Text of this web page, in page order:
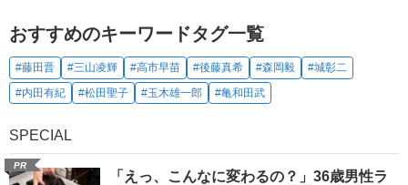
おすすめのキーワードタグ一覧
#藤田晋 #三山凌輝 #高市早苗 #後藤真希 #森岡毅
#城彰二
#内田有紀
#松田聖子 #玉木雄一郎 #亀和田武
SPECIAL
PR
「えっ、こんなに変わるの？」36歳男性ラ